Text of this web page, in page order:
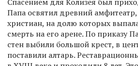
Папа освятил древний
христиан, на долю которых
смерть на его арене. По приказу
стен выбили большой крест, в
поставили алтарь.